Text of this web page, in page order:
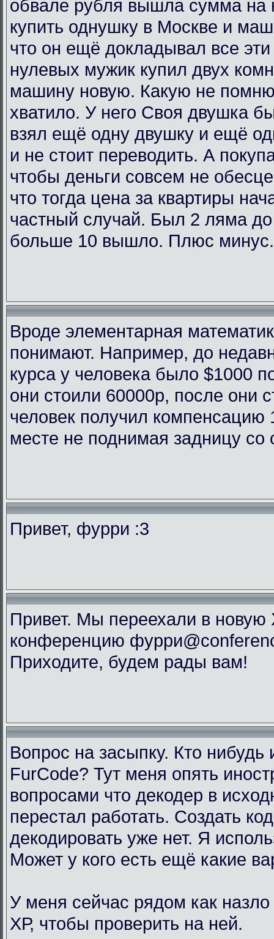
обвале рубля вышла сумма на
купить однушку в Москве и
что он ещё докладывал все
нулевых мужик купил двух
машину новую. Какую не
хватило. У него Своя двушка
взял ещё одну двушку и ещё
и не стоит переводить. А
чтобы деньги совсем не
что тогда цена за квартиры
частный случай. Был 2 ляма
больше 10 вышло. Плюс минус.
Вроде элементарная
понимают. Например, до
курса у человека было $1000
они стоили 60000р, после они
человек получил компенсацию
месте не поднимая задницу со
Привет, фурри :3
Привет. Мы переехали в новую
конференцию
Приходите, будем рады вам!
Вопрос на засыпку. Кто нибудь
FurCode? Тут меня опять
вопросами что декодер в
перестал работать. Создать
декодировать уже нет. Я
Может у кого есть ещё какие
У меня сейчас рядом как
ХР, чтобы проверить на ней.